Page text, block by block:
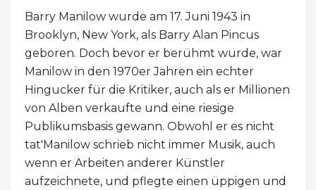
Barry Manilow wurde am 17. Juni 1943 in
Brooklyn, New York, als Barry Alan Pincus
geboren. Doch bevor er berühmt wurde, war
Manilow in den 1970er Jahren ein echter
Hingucker für die Kritiker, auch als er Millionen
von Alben verkaufte und eine riesige
Publikumsbasis gewann. Obwohl er es nicht
tat'Manilow schrieb nicht immer Musik, auch
wenn er Arbeiten anderer Künstler
aufzeichnete, und pflegte einen üppigen und